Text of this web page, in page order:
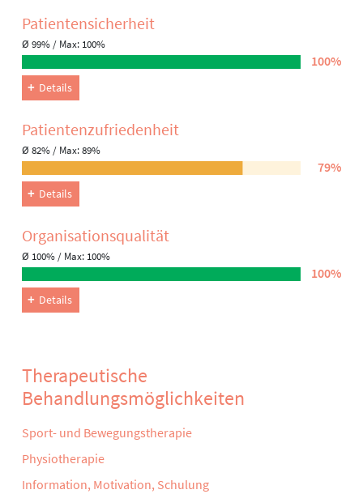
Patienten­sicherheit
Ø 99% / Max: 100%
100%
Details
Patienten­zufriedenheit
Ø 82% / Max: 89%
79%
Details
Organisations­qualität
Ø 100% / Max: 100%
100%
Details
Therapeutische
Behandlungsmöglichkeiten
Sport- und Bewegungstherapie
Physiotherapie
Information, Motivation, Schulung